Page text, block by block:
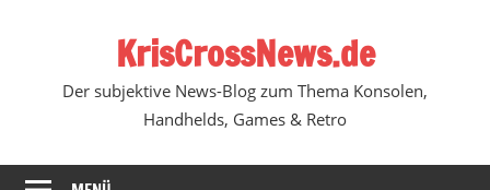
KrisCrossNews.de
Der subjektive News-Blog zum Thema Konsolen,
Handhelds, Games & Retro